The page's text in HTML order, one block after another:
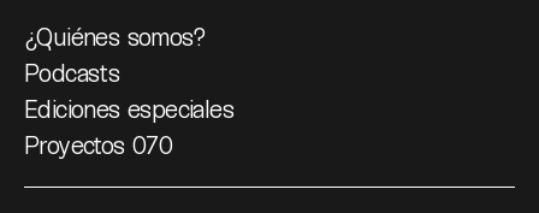
¿Quiénes somos?
Podcasts
Ediciones especiales
Proyectos 070